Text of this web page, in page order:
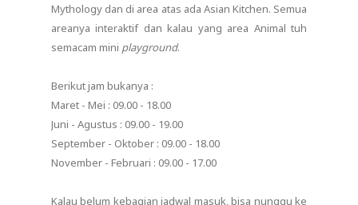
Mythology dan di area atas ada Asian Kitchen. Semua
areanya interaktif dan kalau yang area Animal tuh
semacam mini playground.
Berikut jam bukanya :
Maret - Mei : 09.00 - 18.00
Juni - Agustus : 09.00 - 19.00
September - Oktober : 09.00 - 18.00
November - Februari : 09.00 - 17.00
Kalau belum kebagian jadwal masuk, bisa nunggu ke